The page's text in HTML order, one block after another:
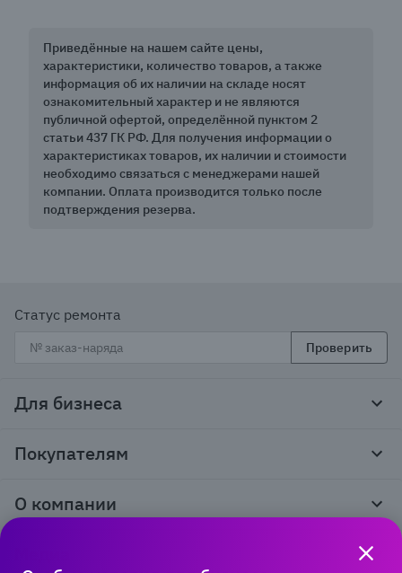
Приведённые на нашем сайте цены,
характеристики, количество товаров, а также
информация об их наличии на складе носят
ознакомительный характер и не являются
публичной офертой, определённой пунктом 2
статьи 437 ГК РФ. Для получения информации о
характеристиках товаров, их наличии и стоимости
необходимо связаться с менеджерами нашей
компании. Оплата производится только после
подтверждения резерва.
Статус ремонта
Проверить
Для бизнеса
Тендеры и гос закупки
Покупателям
Пункты выдачи
Гарантия и возврат
О компании